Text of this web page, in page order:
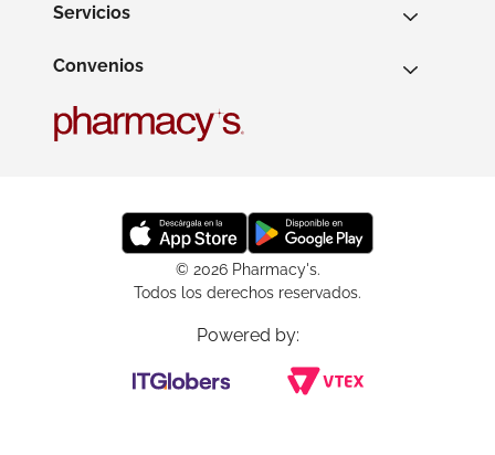
Servicios
Convenios
© 2026 Pharmacy's.
Todos los derechos reservados.
Powered by: